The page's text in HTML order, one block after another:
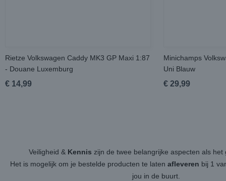
Rietze Volkswagen Caddy MK3 GP Maxi 1:87
- Douane Luxemburg
€ 14,99
Minichamps
Uni Blauw
€ 29,99
Veiligheid & Kennis zijn de twee belangrijke aspecten als
Het is mogelijk om je bestelde producten te laten afleveren bij 1
jou in de buurt.